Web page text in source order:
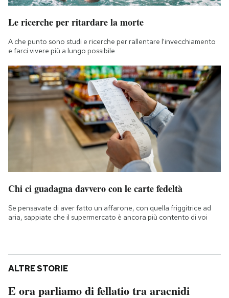
Le ricerche per ritardare la morte
A che punto sono studi e ricerche per rallentare l'invecchiamento
e farci vivere più a lungo possibile
Chi ci guadagna davvero con le carte fedeltà
Se pensavate di aver fatto un affarone, con quella friggitrice ad
aria, sappiate che il supermercato è ancora più contento di voi
ALTRE STORIE
E ora parliamo di fellatio tra aracnidi